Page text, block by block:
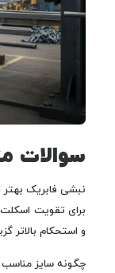
سوالات
نبشی فابریک
برای تقویت
و استحکام بالاتر
چگونه سایز